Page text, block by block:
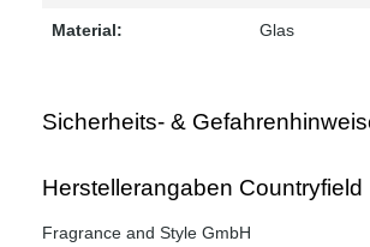
Material: Glas
Sicherheits- &
Herstellerangaben Countryfield
Fragrance and Style GmbH